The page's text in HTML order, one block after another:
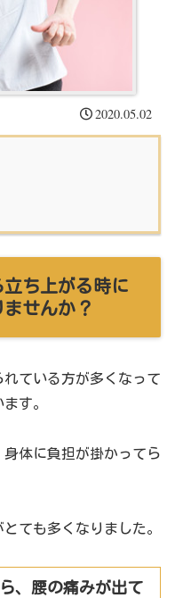
2020.05.02
ち上がる時に
せんか？
ている方が多くなって
す。
体に負担が掛かってら
ても多くなりました。
、腰の痛みが出て